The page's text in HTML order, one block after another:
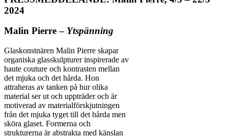
2024
Malin Pierre – Ytspänning
Glaskonstnären Malin Pierre skapar
organiska glasskulpturer inspirerade av
haute couture och kontrasten mellan
det mjuka och det hårda. Hon
attraheras av tanken på hur olika
material ser ut och uppträder och är
motiverad av materialförskjutningen
från det mjuka tyget till det hårda men
sköra glaset. Formerna och
strukturerna är abstrakta med känslan